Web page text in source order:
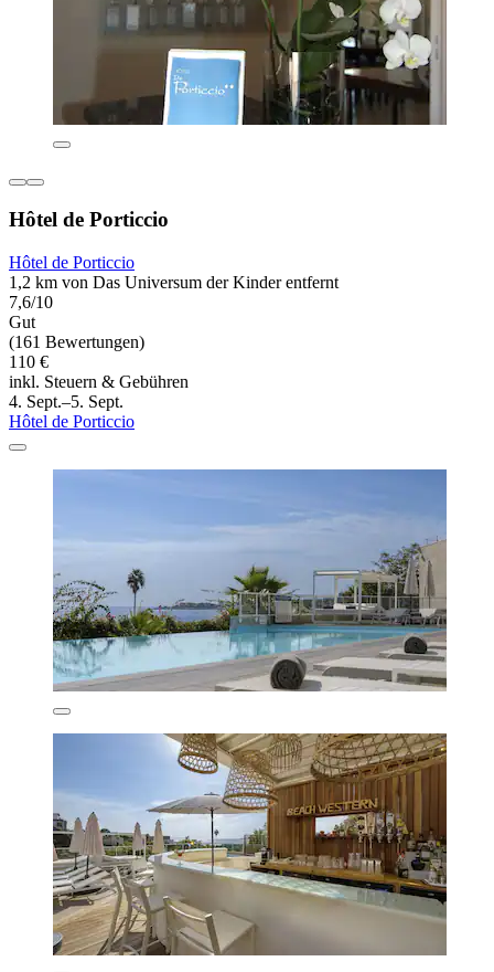
Hôtel de Porticcio
Hôtel de Porticcio
1,2 km von Das Universum der Kinder entfernt
7,6/10
Gut
(161 Bewertungen)
110 €
inkl. Steuern & Gebühren
4. Sept.–5. Sept.
Hôtel de Porticcio